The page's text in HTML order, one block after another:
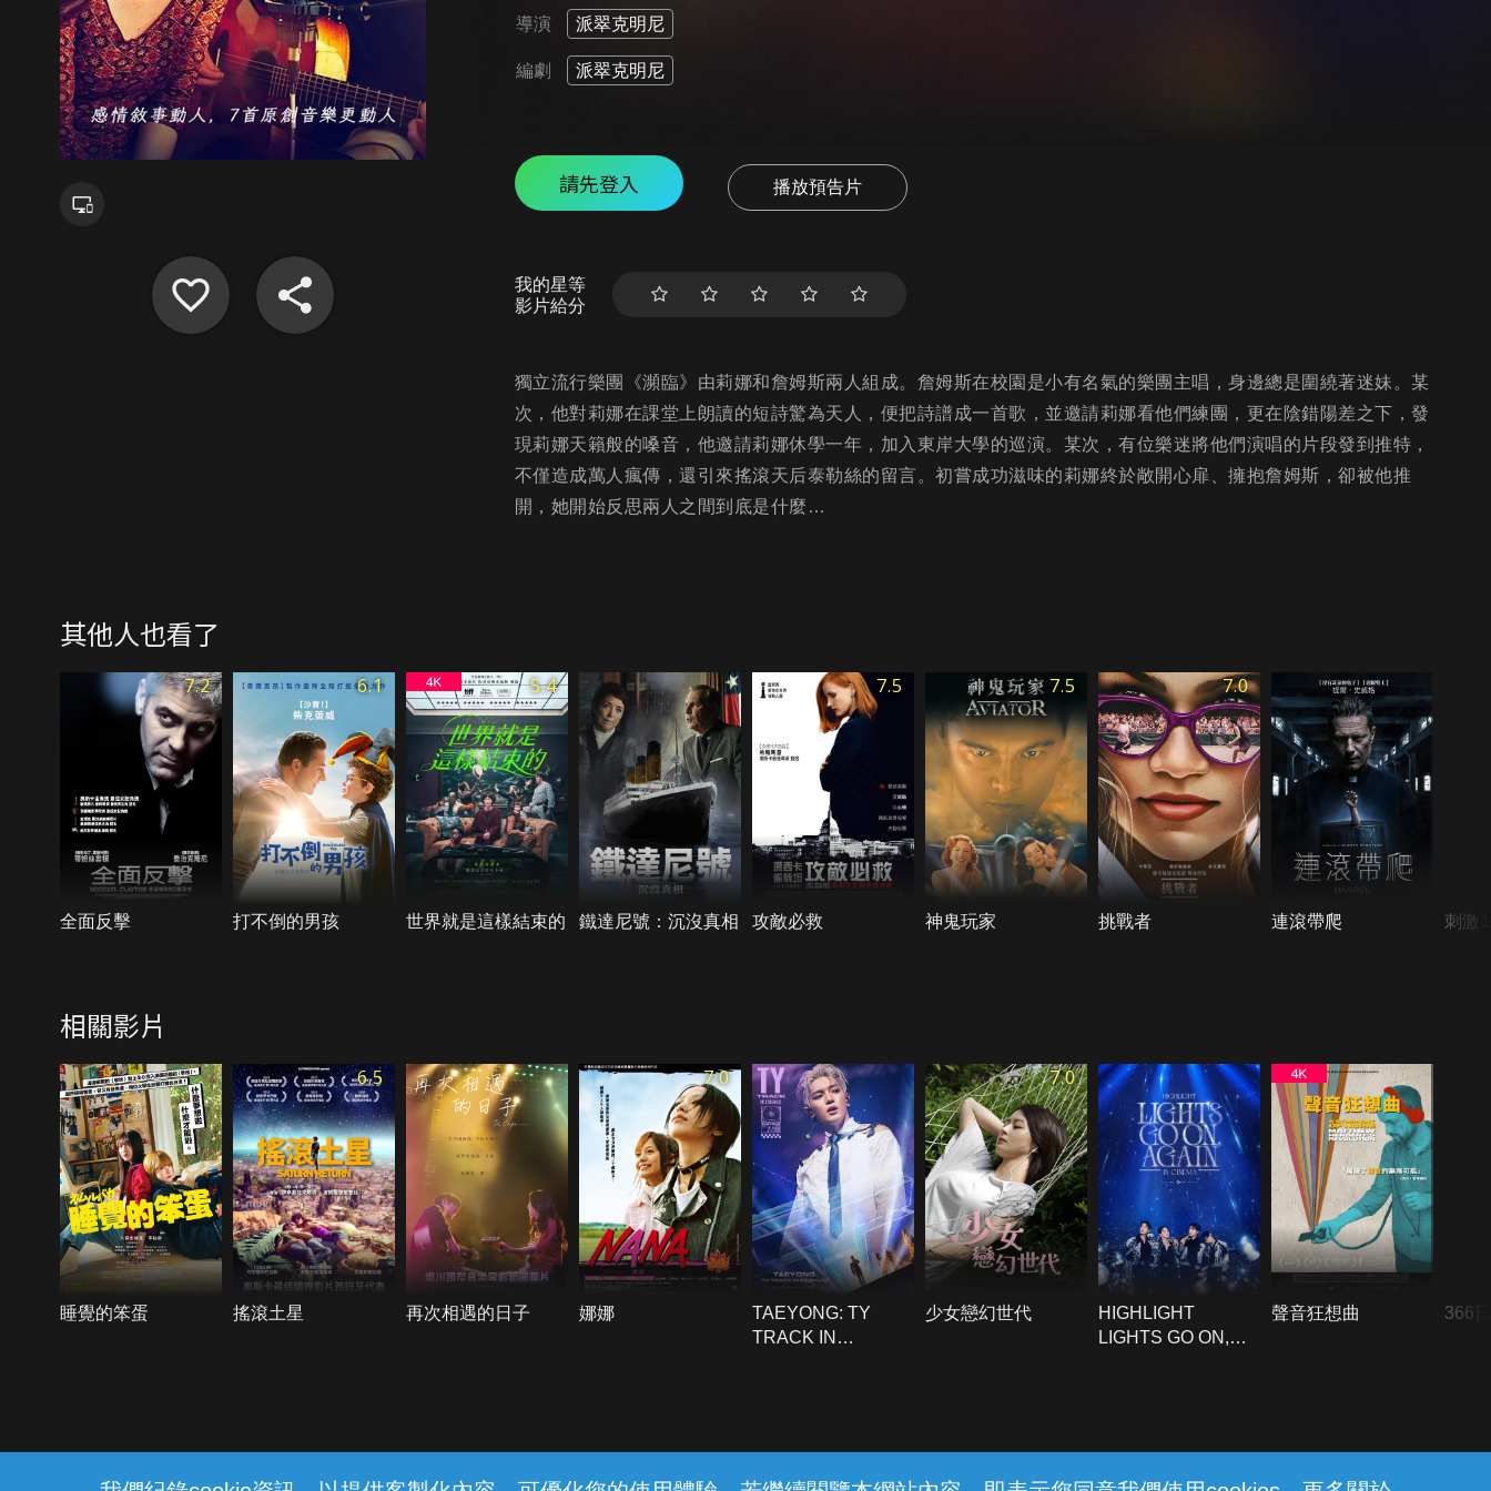
導演 派翠克明尼
編劇 派翠克明尼
請先登入 播放預告片
我的星等
影片給分
獨立流行樂團《瀕臨》由莉娜和詹姆斯兩人組成。詹姆斯在校園是小有名氣的樂團主唱，身邊總是圍繞著迷妹。某
次，他對莉娜在課堂上朗讀的短詩驚為天人，便把詩譜成一首歌，並邀請莉娜看他們練團，更在陰錯陽差之下，發
現莉娜天籟般的嗓音，他邀請莉娜休學一年，加入東岸大學的巡演。某次，有位樂迷將他們演唱的片段發到推特，
不僅造成萬人瘋傳，還引來搖滾天后泰勒絲的留言。初嘗成功滋味的莉娜終於敞開心扉、擁抱詹姆斯，卻被他推
開，她開始反思兩人之間到底是什麼…
其他人也看了
7.2
全面反擊
6.1
打不倒的男孩
5.4
世界就是這樣結束的 鐵達尼號：沉沒真相
7.5
攻敵必救
7.5
神鬼玩家
7.0
挑戰者 連滾帶爬 刺激
相關影片
睡覺的笨蛋
6.5
搖滾土星 再次相遇的日子
7.0
娜娜
TAEYONG: TY
TRACK IN
7.0
少女戀幻世代
HIGHLIGHT
LIGHTS GO ON,
聲音狂想曲 366日
線上客服 服務條款 隱私權保護